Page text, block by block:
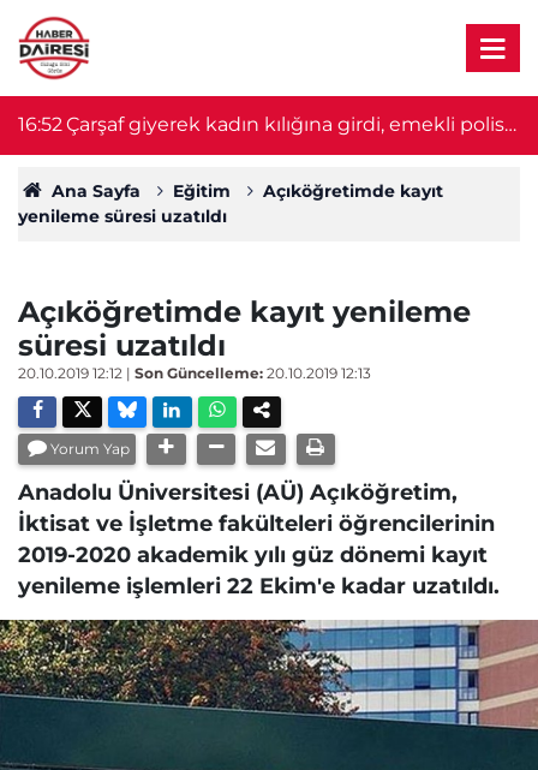
16:33Başpehlivan Serhat Elvan’a akaryakıt
istasyonunda saldırı! O anlar kamerada
Ana Sayfa Eğitim
Açıköğretimde kayıt
yenileme süresi uzatıldı
Açıköğretimde kayıt yenileme
süresi uzatıldı
20.10.2019 12:12 | Son Güncelleme: 20.10.2019 12:13
Yorum Yap
Anadolu Üniversitesi (AÜ) Açıköğretim,
İktisat ve İşletme fakülteleri öğrencilerinin
2019-2020 akademik yılı güz dönemi kayıt
yenileme işlemleri 22 Ekim'e kadar uzatıldı.